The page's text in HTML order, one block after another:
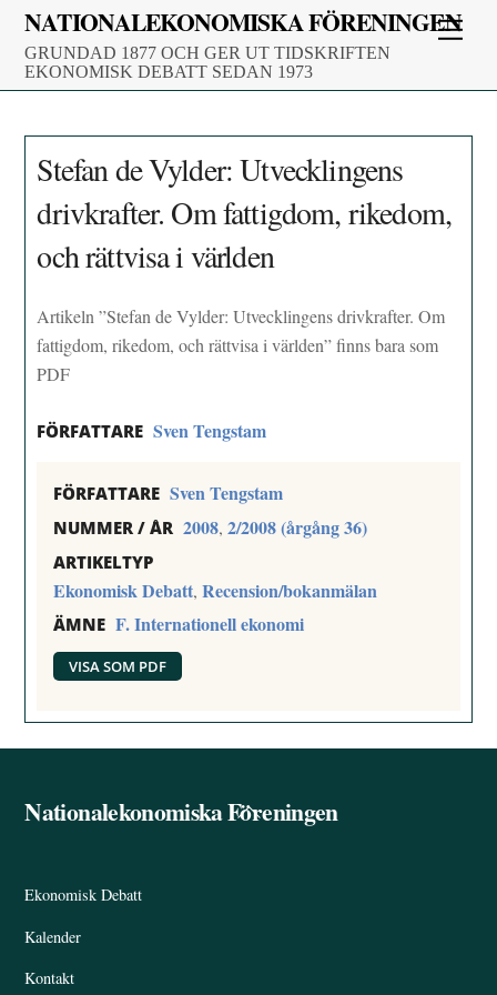
Skip
content
NATIONALEKONOMISKA FÖRENINGEN
GRUNDAD 1877 OCH GER UT TIDSKRIFTEN
EKONOMISK DEBATT SEDAN 1973
Stefan de Vylder: Utvecklingens
drivkrafter. Om fattigdom, rikedom,
och rättvisa i världen
Artikeln ”Stefan de Vylder: Utvecklingens drivkrafter. Om
fattigdom, rikedom, och rättvisa i världen” finns bara som
PDF
FÖRFATTARE Sven Tengstam
FÖRFATTARE Sven Tengstam
NUMMER / ÅR 2008,2/2008 (årgång 36)
ARTIKELTYP
Ekonomisk Debatt,Recension/bokanmälan
ÄMNE F. Internationell ekonomi
VISA SOM PDF
Back
Nationalekonomiska Föreningen
Ekonomisk Debatt
Kalender
Kontakt